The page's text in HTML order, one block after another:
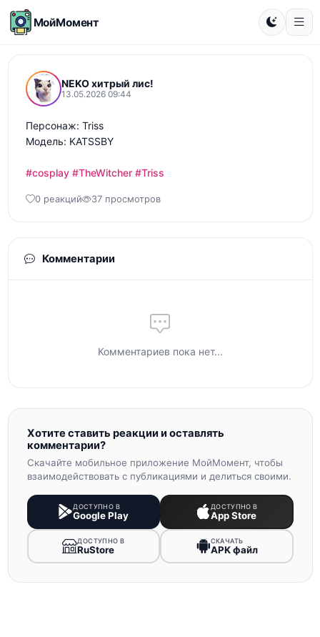
МойМомент
NEKO хитрый лис!
13.05.2026 09:44
Персонаж: Triss
Модель: KATSSBY
#cosplay #TheWitcher #Triss
0 реакций 37 просмотров
Комментарии
Комментариев пока нет...
Хотите ставить реакции и оставлять
комментарии?
Скачайте мобильное приложение МойМомент, чтобы
взаимодействовать с публикациями и делиться своими.
ДОСТУПНО В
Google Play
ДОСТУПНО В
App Store
ДОСТУПНО В
RuStore
СКАЧАТЬ
APK файл